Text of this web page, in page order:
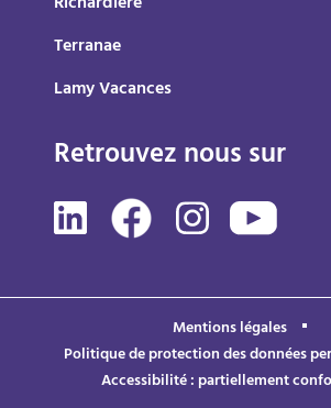
Terranae
Lamy Vacances
Retrouvez nous sur
Mentions légales
Politique de protection des données
Accessibilité : partiellement